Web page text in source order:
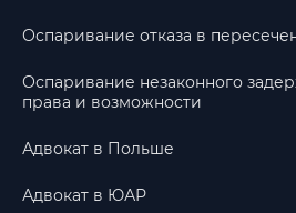
Оспаривание отказа в
Оспаривание незаконного
права и возможности
Адвокат в Польше
Адвокат в ЮАР